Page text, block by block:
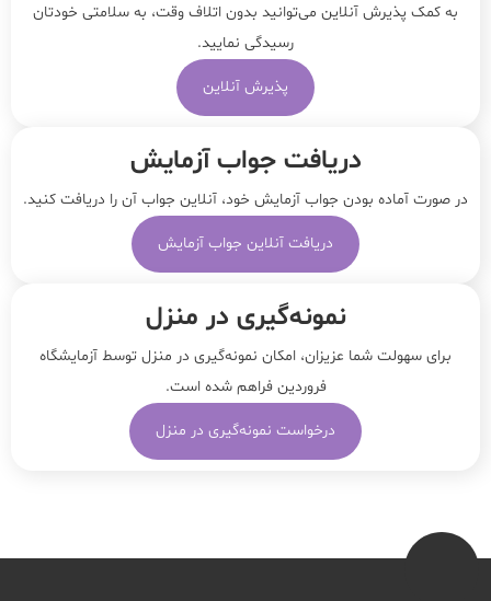
به کمک پذیرش آنلاین می‌توانید بدون اتلاف وقت، به سلامتی خودتان
رسیدگی نمایید.
پذیرش آنلاین
دریافت جواب آزمایش
در صورت آماده بودن جواب آزمایش خود، آنلاین جواب‌ آن را دریافت کنید.
دریافت آنلاین جواب آزمایش
نمونه‌‌گیری در منزل
برای سهولت شما عزیزان، امکان نمونه‌گیری در منزل توسط آزمایشگاه
فروردین فراهم شده است.
درخواست نمونه‌گیری در منزل